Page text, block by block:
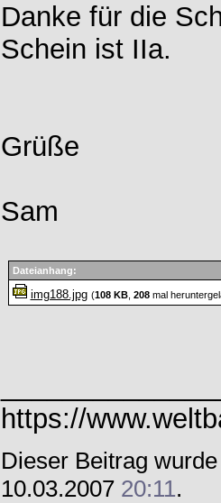
Danke für die
Schein ist IIa.
Grüße
Sam
Dateianhang:
img188.jpg (108 KB, 208mal
https://
Dieser Beitrag
10.03.2007 20:11.